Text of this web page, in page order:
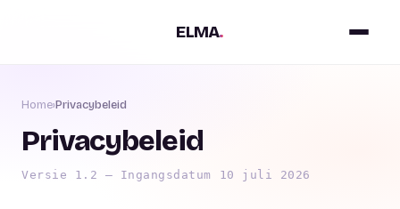
ELMA.
Home›Privacybeleid
Privacybeleid
Versie 1.2 — Ingangsdatum 10 juli 2026